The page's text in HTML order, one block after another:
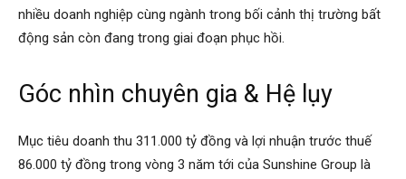
nhiều doanh nghiệp cùng ngành trong bối cảnh thị trường bất
động sản còn đang trong giai đoạn phục hồi.
Góc nhìn chuyên gia & Hệ lụy
Mục tiêu doanh thu 311.000 tỷ đồng và lợi nhuận trước thuế
86.000 tỷ đồng trong vòng 3 năm tới của Sunshine Group là